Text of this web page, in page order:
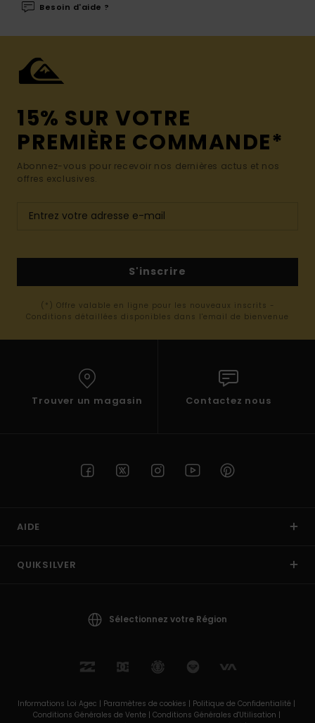
Besoin d'aide ?
15% SUR VOTRE
PREMIÈRE COMMANDE*
Abonnez-vous pour recevoir nos dernières actus et nos
offres exclusives.
S'inscrire
(*) Offre valable en ligne pour les nouveaux inscrits -
Conditions détaillées disponibles dans l'email de bienvenue
Trouver un magasin Contactez nous
AIDE
QUIKSILVER
Sélectionnez votre Région
Informations Loi Agec | Paramètres de cookies | Politique de Confidentialité |
Conditions Générales de Vente | Conditions Générales d'Utilisation |